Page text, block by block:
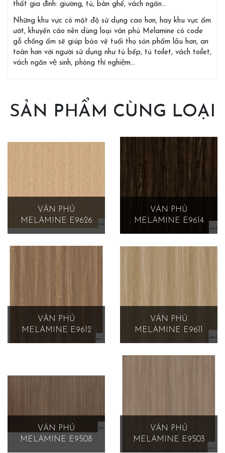
thất gia đình: giường, tủ, bàn ghế, vách ngăn…
Những khu vực có mật độ sử dụng cao hơn, hay khu vực ẩm
ướt, khuyến cáo nên dùng loại ván phủ Melamine có code
gỗ chống ẩm sẽ giúp bảo vệ tuổi thọ sản phẩm lâu hơn, an
toàn hơn với người sử dụng như tủ bếp, tủ toilet, vách toilet,
vách ngăn vệ sinh, phòng thí nghiệm…
SẢN PHẨM CÙNG LOẠI
VÁN PHỦ
MELAMINE E9626
VÁN PHỦ
MELAMINE E9614
VÁN PHỦ
MELAMINE E9612
VÁN PHỦ
MELAMINE E9611
VÁN PHỦ
MELAMINE E9508
VÁN PHỦ
MELAMINE E9503